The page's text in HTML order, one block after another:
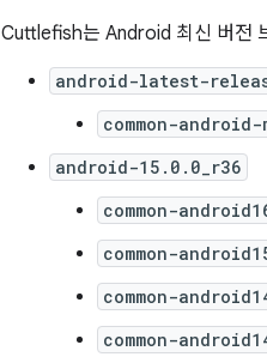
Cuttlefish는 Android 최신 버전
android-latest-
common-
android-15.0.0_r36
common-
common-
common-
common-